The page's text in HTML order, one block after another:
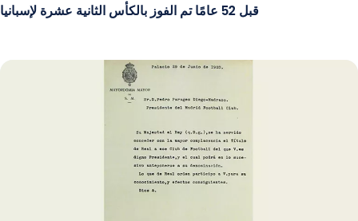
قبل 52 عامًا تم الفوز بالكأس الثانية عشرة لإسبانيا